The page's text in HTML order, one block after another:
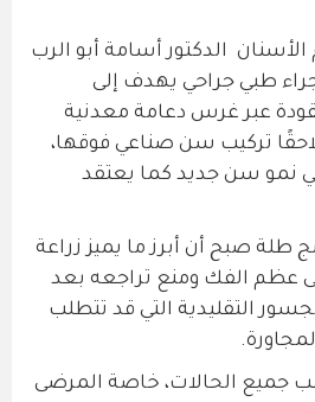
الدكتور أسامة أبو الرب
طبي جراحي يهدف إلى
عبر غرس دعامة معدنية
تركيب سن صناعي فوقها،
نمو سن جديد كما يعتقد
طلة صبح أن أبرز ما يميز زراعة
عظم الفك ومنع تراجعه بعد
التقليدية التي قد تتطلب
جميع الحالات، خاصة المرضى